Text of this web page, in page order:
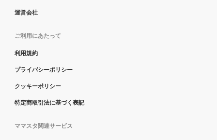
運営会社
ご利用にあたって
利用規約
プライバシーポリシー
クッキーポリシー
特定商取引法に基づく表記
ママスタ関連サービス